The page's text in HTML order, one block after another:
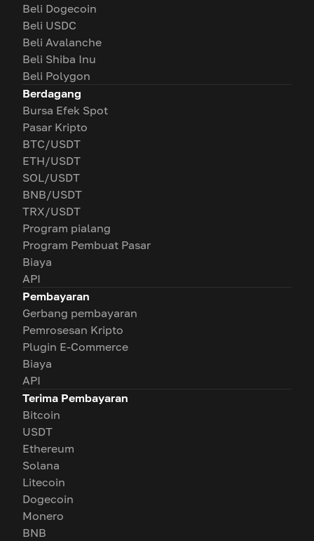
Beli Dogecoin
Beli USDC
Beli Avalanche
Beli Shiba Inu
Beli Polygon
Berdagang
Bursa Efek Spot
Pasar Kripto
BTC/USDT
ETH/USDT
SOL/USDT
BNB/USDT
TRX/USDT
Program pialang
Program Pembuat Pasar
Biaya
API
Pembayaran
Gerbang pembayaran
Pemrosesan Kripto
Plugin E-Commerce
Biaya
API
Terima Pembayaran
Bitcoin
USDT
Ethereum
Solana
Litecoin
Dogecoin
Monero
BNB